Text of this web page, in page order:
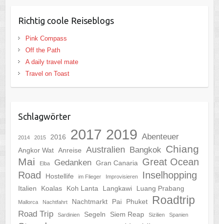
Richtig coole Reiseblogs
Pink Compass
Off the Path
A daily travel mate
Travel on Toast
Schlagwörter
2014 2015 2016 2017 2019 Abenteuer
Angkor Wat Anreise Australien Bangkok
Chiang
Mai
Elba Gedanken Gran Canaria
Great Ocean
Road
Hostellife im Flieger Improvisieren Inselhopping
Italien Koalas Koh Lanta Langkawi Luang Prabang
Mallorca Nachtfahrt Nachtmarkt Pai Phuket Roadtrip
Road Trip Sardinien Segeln Siem Reap Sizilien Spanien